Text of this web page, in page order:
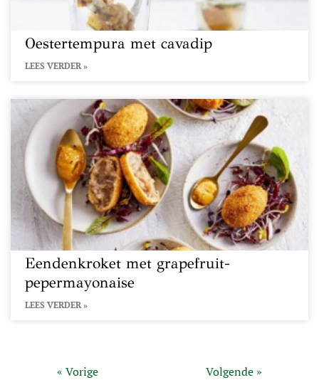
Oestertempura met cavadip
LEES VERDER »
Eendenkroket met grapefruit-
pepermayonaise
LEES VERDER »
« Vorige Volgende »